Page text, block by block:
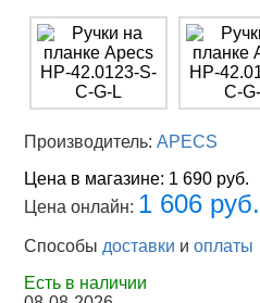
Производитель:APECS
Цена в магазине: 1 690 руб.
Цена онлайн: 1 606 руб.
Способы доставки иоплаты
Есть в наличии